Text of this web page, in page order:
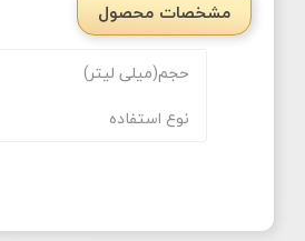
مشخصات محصول
حجم(میلی لیتر)
نوع استفاده